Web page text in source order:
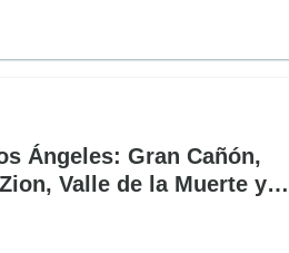
Ángeles: Gran Cañón,
Valle de la Muerte y